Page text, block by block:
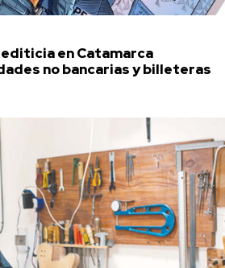
en Catamarca
no bancarias y billeteras